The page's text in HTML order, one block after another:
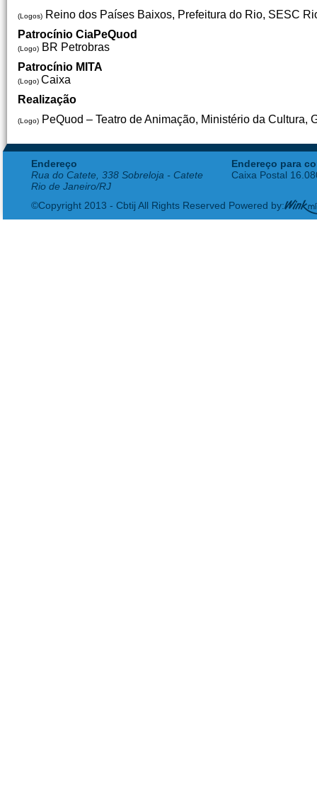
(Logos) Reino dos Países Baixos, Prefeitura do Rio, SESC
Patrocínio CiaPeQuod
(Logo) BR Petrobras
Patrocínio MITA
(Logo) Caixa
Realização
(Logo) PeQuod – Teatro de Animação, Ministério da Cultura,
Endereço
Rua do Catete, 338 Sobreloja - Catete
Rio de Janeiro/RJ
Endereço para
Caixa Postal
©Copyright 2013 - Cbtij All Rights Reserved Powered by: